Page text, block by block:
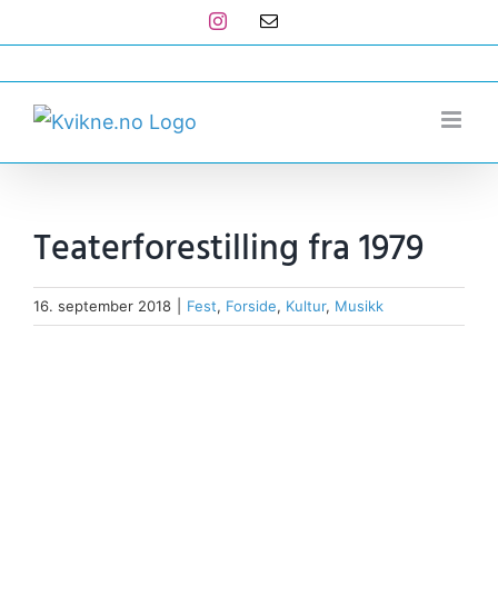
to
content
Instagram
E-
Teaterforestilling fra 1979
16. september 2018 Fest, Forside, Kultur, Musikk